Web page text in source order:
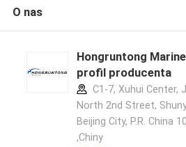
O nas
Hongruntong
profil producenta
C1-7, Xuhui Center,
North 2nd Street,
Beijing City, P.R. China
,Chiny